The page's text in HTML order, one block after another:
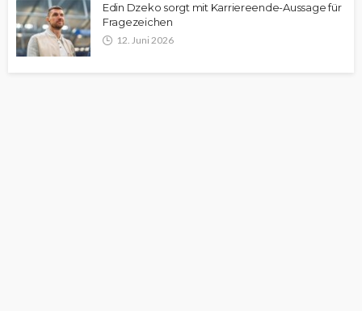
Edin Dzeko sorgt mit Karriereende-Aussage für
Fragezeichen
12. Juni 2026